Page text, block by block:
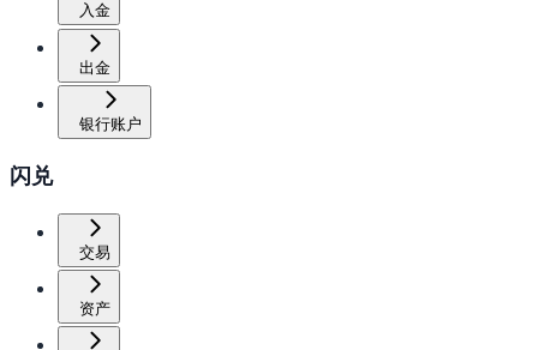
入金
出金
银行账户
闪兑
交易
资产